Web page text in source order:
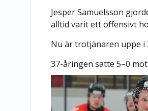
Jesper Samuelsson
alltid varit ett offensivt
Nu är trotjänaren uppe i
37-åringen satte 5–0